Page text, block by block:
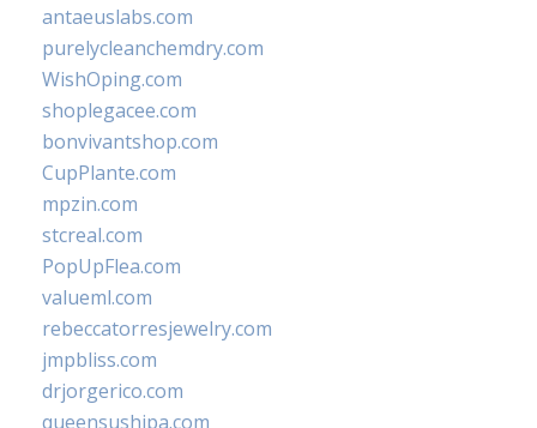
antaeuslabs.com
purelycleanchemdry.com
WishOping.com
shoplegacee.com
bonvivantshop.com
CupPlante.com
mpzin.com
stcreal.com
PopUpFlea.com
valueml.com
rebeccatorresjewelry.com
jmpbliss.com
drjorgerico.com
queensushipa.com